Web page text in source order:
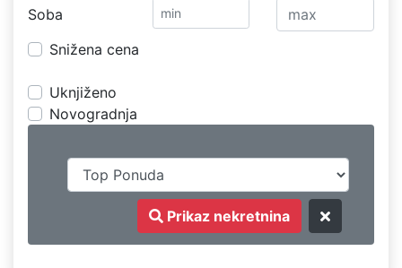
Soba
Snižena cena
Uknjiženo
Novogradnja
Prikaz nekretnina